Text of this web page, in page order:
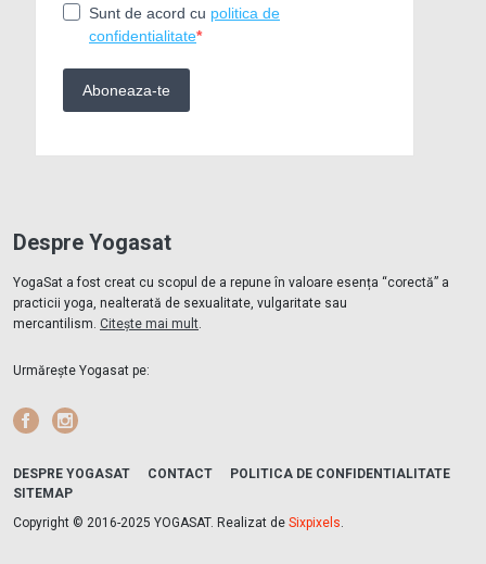
Despre Yogasat
YogaSat a fost creat cu scopul de a repune în valoare esența “corectă” a
practicii yoga, nealterată de sexualitate, vulgaritate sau
mercantilism. Citește mai mult
Urmărește Yogasat pe:
Facebook
DESPRE YOGASAT CONTACT
POLITICA DE CONFIDENTIALITATE
SITEMAP
Copyright © 2016-2025 YOGASAT. Realizat de Sixpixels